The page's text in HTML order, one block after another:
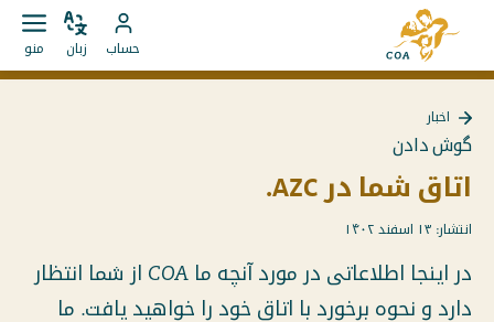
مستقیما
محتوا
صفحه
اصلی
به
حساب
حساب
زبان
تغییر
زبان
باز
منو
منو
بازگشت
به
Page
اخبار
گوش دادن
اتاق شما در AZC.
انتشار: ۱۳ اسفند ۱۴۰۲
در اینجا اطلاعاتی در مورد آنچه ما COA از شما انتظار
دارد و نحوه برخورد با اتاق خود را خواهید یافت. ما